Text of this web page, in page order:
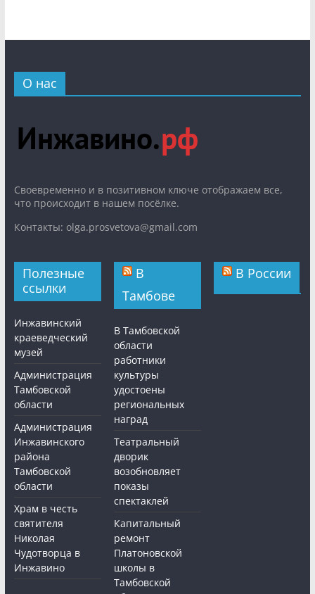
О нас
Cвоевременно и в позитивном ключе отображаем все,
что происходит в нашем посёлке.
Контакты: olga.prosvetova@gmail.com
Полезные
ссылки
Инжавинский
краеведческий
музей
Администрация
Тамбовской
области
Администрация
Инжавинского
района
Тамбовской
области
Храм в честь
святителя
Николая
Чудотворца в
Инжавино
В
Тамбове
В Тамбовской
области
работники
культуры
удостоены
региональных
наград
Театральный
дворик
возобновляет
показы
спектаклей
Капитальный
ремонт
Платоновской
школы в
Тамбовской
В России